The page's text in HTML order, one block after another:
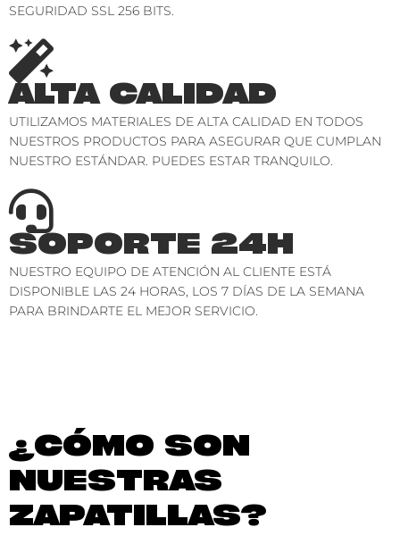
SEGURIDAD SSL 256 BITS.
ALTA CALIDAD
UTILIZAMOS MATERIALES DE ALTA CALIDAD EN TODOS
NUESTROS PRODUCTOS PARA ASEGURAR QUE CUMPLAN
NUESTRO ESTÁNDAR. PUEDES ESTAR TRANQUILO.
SOPORTE 24H
NUESTRO EQUIPO DE ATENCIÓN AL CLIENTE ESTÁ
DISPONIBLE LAS 24 HORAS, LOS 7 DÍAS DE LA SEMANA
PARA BRINDARTE EL MEJOR SERVICIO.
¿CÓMO SON
NUESTRAS
ZAPATILLAS?